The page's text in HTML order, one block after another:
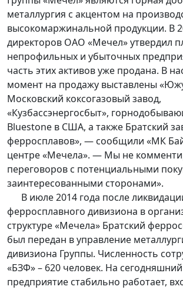
металлургия с акцентом на
высокомаржинальной продукции. В
директоров ОАО «Мечел» утвердил
непрофильных и убыточных
часть этих активов уже продана. В
момент на продажу выставлены
Московский коксогазовый завод,
«Кузбассэнергосбыт»,
Bluestone в США, а также Братский
ферросплавов», — сообщили «МК
центре «Мечела». — Мы не
переговоров с потенциальными
заинтересованными сторонами».
В июле 2014 года после
ферросплавного дивизиона в
структуре «Мечела» Братский
был передан в управление
дивизиона Группы. Численность
«БЗФ» – 620 человек. На
предприятие стабильно работает,